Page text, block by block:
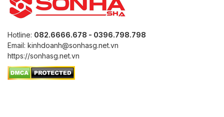
Hotline: 082.6666.678 - 0396.798.798
Email: kinhdoanh@sonhasg.net.vn
https://sonhasg.net.vn